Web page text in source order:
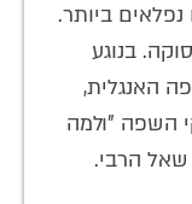
ביותר.
בנוגע
האנגלית,
השפה "ולמה
שאל הרבי.